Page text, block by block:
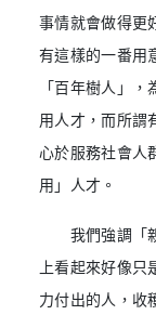
事情就會做得更
有這樣的一番用
「百年樹人」
用人才，而所謂
心於服務社會人
用」人才。
我們強調「親
上看起來好像
力付出的人，收